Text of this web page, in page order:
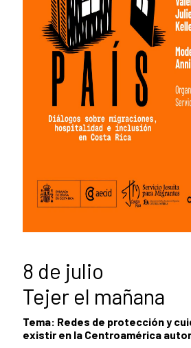
8 de julio
Tejer el mañana
Tema: Redes de protección y
existir en la Centroamérica